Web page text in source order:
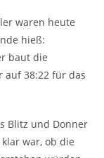
waren heute
hieß:
baut die
auf 38:22 für das
Blitz und Donner
war, ob die